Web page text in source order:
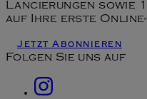
Lancierungen sowie
auf Ihre erste
Jetzt Abonnieren
Folgen Sie uns auf